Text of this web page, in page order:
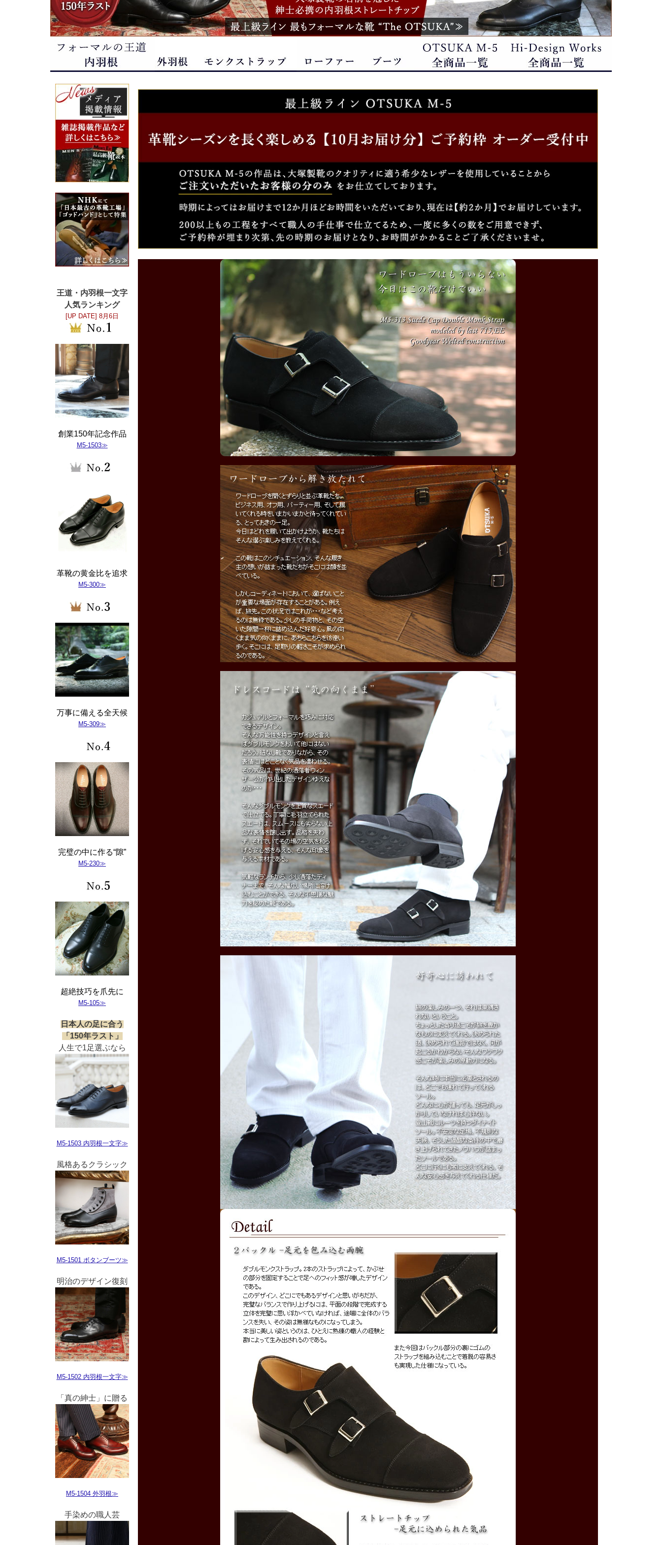
王道・内羽根一文字
人気ランキング
[UP DATE] 8月6日
創業150年記念作品
M5-1503≫
革靴の黄金比を追求
M5-300≫
万事に備える全天候
M5-309≫
完璧の中に作る“隙”
M5-230≫
超絶技巧を爪先に
M5-105≫
日本人の足に合う
「150年ラスト」
人生で1足選ぶなら
M5-1503 内羽根一文字≫
風格あるクラシック
M5-1501 ボタンブーツ≫
明治のデザイン復刻
M5-1502 内羽根一文字≫
「真の紳士」に贈る
M5-1504 外羽根≫
手染めの職人芸